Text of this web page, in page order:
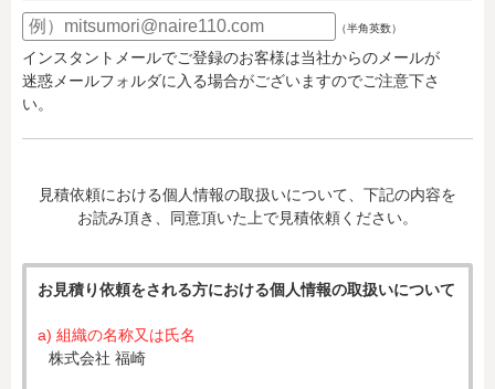
（半角英数）
インスタントメールでご登録のお客様は当社からのメールが
迷惑メールフォルダに入る場合がございますのでご注意下さ
い。
見積依頼における個人情報の取扱いについて、下記の内容を
お読み頂き、同意頂いた上で見積依頼ください。
お見積り依頼をされる方における個人情報の取扱いについて
a) 組織の名称又は氏名
株式会社 福崎